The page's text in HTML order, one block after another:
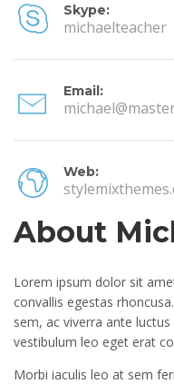
Skype:
michaelteacher
Email:
Web:
About
Lorem ipsum dolor sit
convallis egestas
sem, ac viverra ante
vestibulum leo eget erat
Morbi iaculis leo at sem